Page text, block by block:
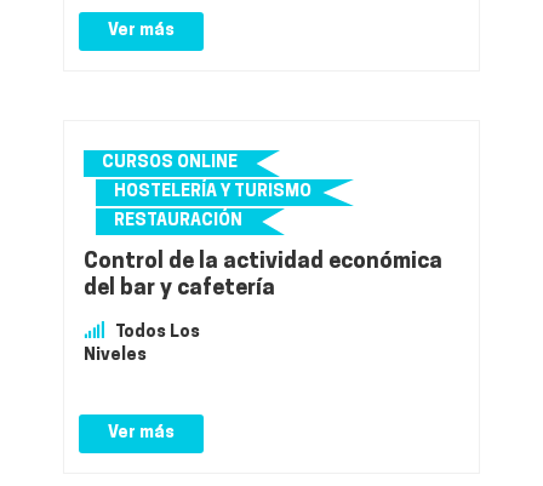
Ver más
CURSOS ONLINE
HOSTELERÍA Y TURISMO
RESTAURACIÓN
Control de la actividad económica
del bar y cafetería
Todos Los
Niveles
Ver más